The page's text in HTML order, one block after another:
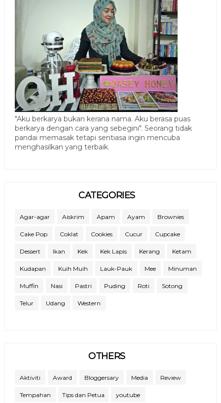
"Aku berkarya bukan kerana nama. Aku berasa puas
berkarya dengan cara yang sebegini". Seorang tidak
pandai memasak tetapi sentiasa ingin mencuba
menghasilkan yang terbaik.
CATEGORIES
Agar-agar Aiskrim Apam Ayam Brownies
Cake Pop Coklat Cookies Cucur Cupcake
Dessert Ikan Kek Kek Lapis Kerang Ketam
Kudapan Kuih Muih Lauk-Pauk Mee Minuman
Muffin Nasi Pastri Puding Roti Sotong
Telur Udang Western
OTHERS
Aktiviti Award Bloggersary Media Review
Tempahan Tips dan Petua youtube